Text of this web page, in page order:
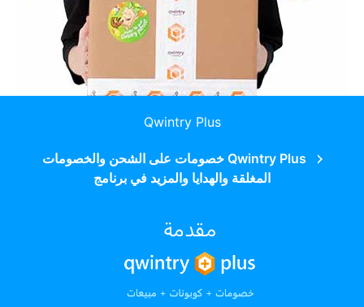
Qwintry Plus
Qwintry Plus خصومات على الشحن والخصومات
المغلقة والهدايا والمزيد في برنامج